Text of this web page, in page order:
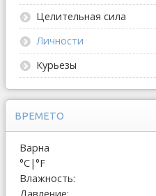
Целительная сила
Личности
Курьезы
ВРЕМЕТО
Варна
°C|°F
Влажность: